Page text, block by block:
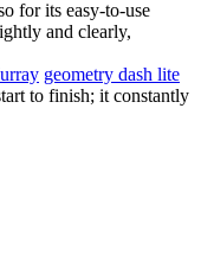
for its easy-to-use
and clearly,
geometry dash lite
to finish; it constantly